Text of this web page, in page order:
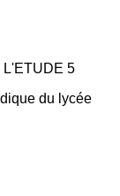
5
du lycée